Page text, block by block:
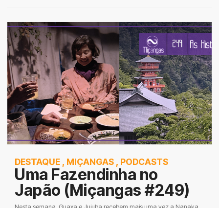
DESTAQUE , MIÇANGAS , PODCASTS
Uma Fazendinha no
Japão (Miçangas #249)